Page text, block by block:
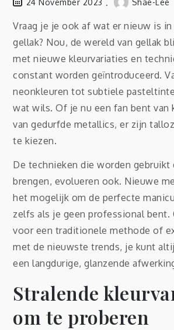
24 November 2023 Shae-Lee
Vraag je je ook af wat er nieuw is
gellak? Nou, de wereld van gellak
met nieuwe kleurvariaties en
constant worden geïntroduceerd.
neonkleuren tot subtiele
wat wils. Of je nu een fan bent van
van gedurfde metallics, er zijn
te kiezen.
De technieken die worden gebruikt
brengen, evolueren ook. Nieuwe
het mogelijk om de perfecte
zelfs als je geen professional bent.
voor een traditionele methode of
met de nieuwste trends, je kunt
een langdurige, glanzende
Stralende
om te proberen